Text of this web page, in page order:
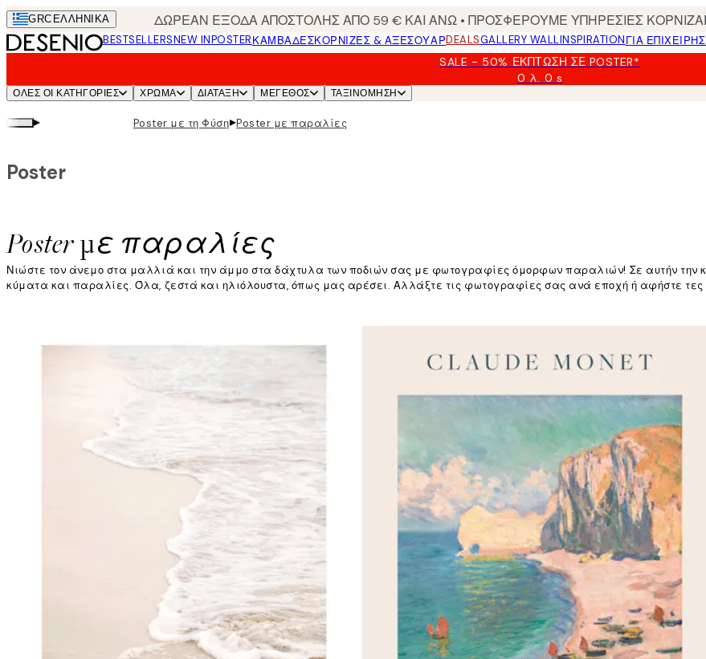
Skip
to
main
GRC ΕΛΛΗΝΙΚΆ ΔΩΡΕΑΝ ΕΞΟΔΑ ΑΠΟΣΤΟΛΗΣ ΑΠΟ 59 € ΚΑΙ ΑΝΩ • ΠΡΟΣΦΕΡΟΥΜΕ ΥΠΗΡΕΣΙΕΣ
BESTSELLERSNEW INPOSTERΚΑΜΒΆΔΕΣΚΟΡΝΊΖΕΣ & ΑΞΕΣΟΥΆΡDEALSGALLERY WALLINSPIRATIONΓΙΑ
SALE - 50% ΈΚΠΤΩΣΗ ΣΕ POSTER*
0 λ. 0 s
Ισχύει
ΌΛΕΣ ΟΙ ΚΑΤΗΓΟΡΊΕΣ ΧΡΩΜΑ ΔΙΑΤΑΞΗ ΜΕΓΕΘΟΣ ΤΑΞΙΝΌΜΗΣΗ
▸ Poster με τη Φύση▸Poster με παραλίες
Poster με παραλίες
Poster
Νιώστε τον άνεμο στα μαλλιά και την άμμο στα δάχτυλα των ποδιών σας με φωτογραφίες όμορφων παραλιών! Σε αυτήν
κύματα και παραλίες. Όλα, ζεστά και ηλιόλουστα, όπως μας αρέσει. Αλλάξτε τις φωτογραφίες σας ανά εποχή ή αφήστε τες